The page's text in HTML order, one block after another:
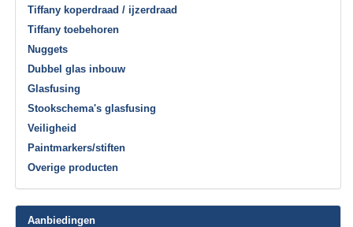
Tiffany koperdraad / ijzerdraad
Tiffany toebehoren
Nuggets
Dubbel glas inbouw
Glasfusing
Stookschema's glasfusing
Veiligheid
Paintmarkers/stiften
Overige producten
Aanbiedingen